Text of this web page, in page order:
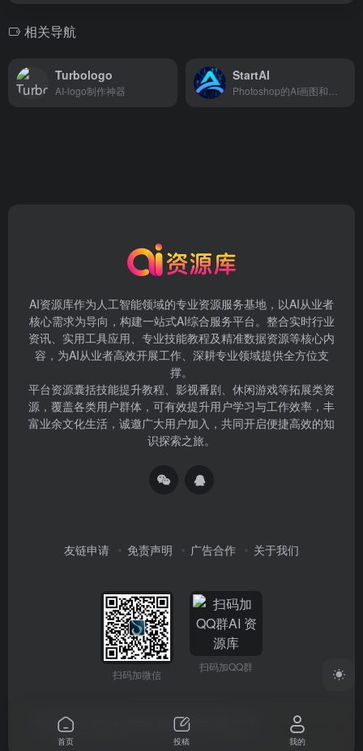
相关导航
Turbologo
AI-logo制作神器
StartAI
Photoshop的AI画图和图像处理PS插件
AI资源库作为人工智能领域的专业资源服务基地，以AI从业者
核心需求为导向，构建一站式AI综合服务平台。整合实时行业
资讯、实用工具应用、专业技能教程及精准数据资源等核心内
容，为AI从业者高效开展工作、深耕专业领域提供全方位支
撑。
平台资源囊括技能提升教程、影视番剧、休闲游戏等拓展类资
源，覆盖各类用户群体，可有效提升用户学习与工作效率，丰
富业余文化生活，诚邀广大用户加入，共同开启便捷高效的知
识探索之旅。
友链申请 免责声明 广告合作 关于我们
扫码加微信
扫码加QQ群
Copyright © 2026 蜀ICP备2024063472号
首页 投稿 我的